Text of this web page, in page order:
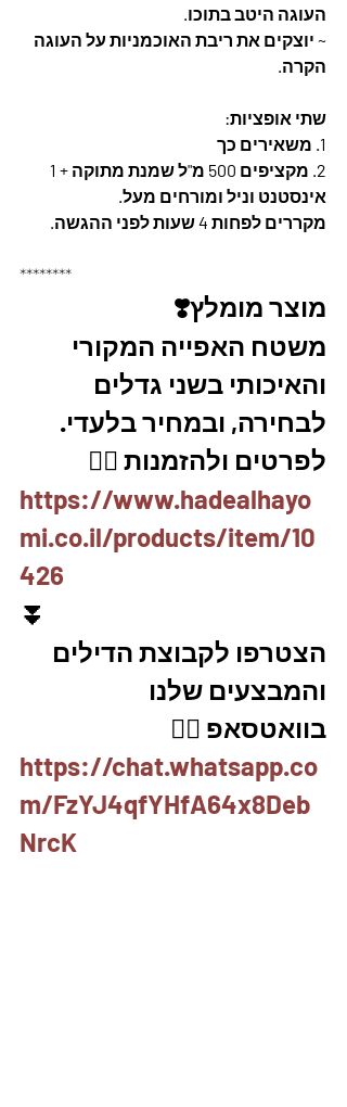
העוגה היטב בתוכו.
~ יוצקים את ריבת האוכמניות על העוגה
הקרה.
שתי אופציות:
1. משאירים כך
אינסטנט וניל ומורחים מעל.
מקררים לפחות 4 שעות לפני ההגשה.
********
מוצר מומלץ❣️
משטח האפייה המקורי
והאיכותי בשני גדלים
לבחירה, ובמחיר בלעדי.
לפרטים ולהזמנות 👇🏼
https://www.hadealhayo
mi.co.il/products/item/10
426
⏬
הצטרפו לקבוצת הדילים
והמבצעים שלנו
בוואטסאפ 👇🏽
https://chat.whatsapp.co
m/FzYJ4qfYHfA64x8Deb
NrcK